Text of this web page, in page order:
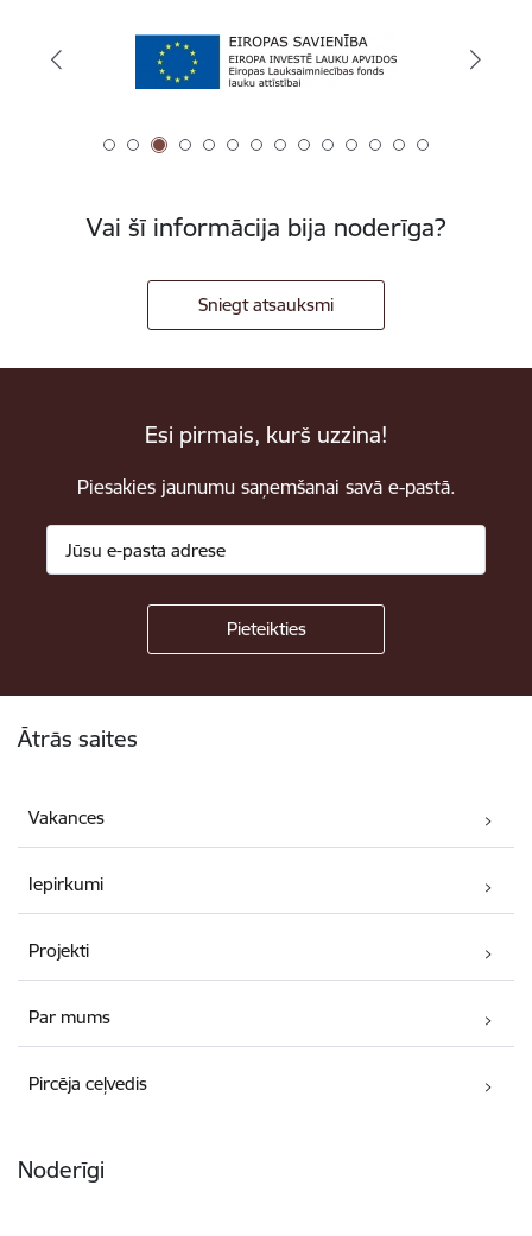
Vai šī informācija bija noderīga?
Sniegt atsauksmi
Esi pirmais, kurš uzzina!
Piesakies jaunumu saņemšanai savā e-pastā.
Ātrās saites
Vakances
Iepirkumi
Projekti
Par mums
Pircēja ceļvedis
Noderīgi